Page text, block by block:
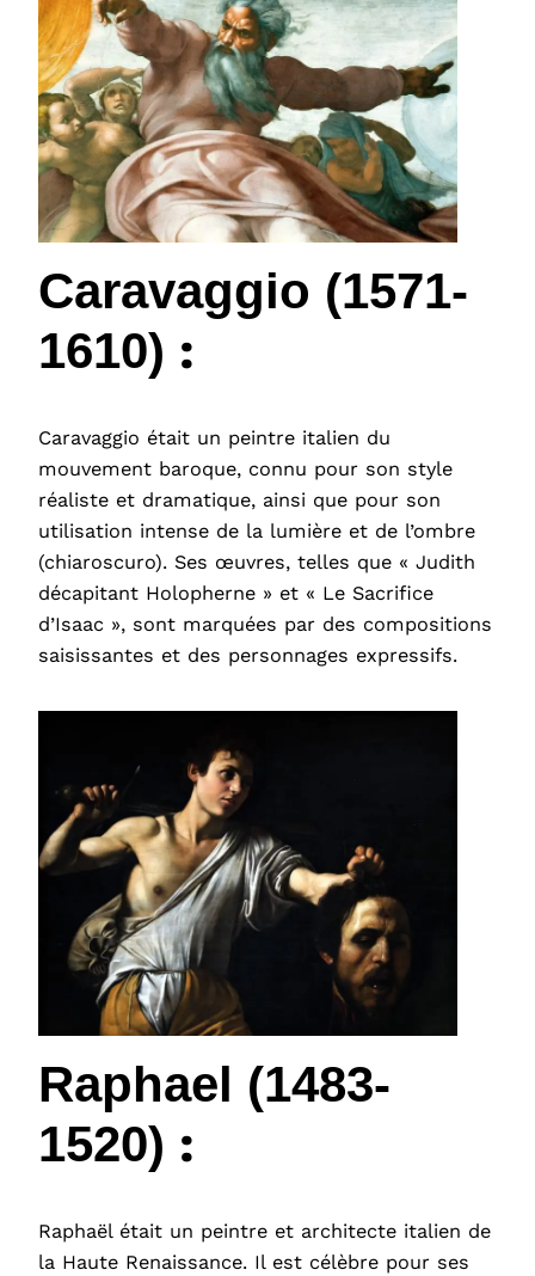
Caravaggio (1571-
1610) :
Caravaggio était un peintre italien du
mouvement baroque, connu pour son style
réaliste et dramatique, ainsi que pour son
utilisation intense de la lumière et de l’ombre
(chiaroscuro). Ses œuvres, telles que « Judith
décapitant Holopherne » et « Le Sacrifice
d’Isaac », sont marquées par des compositions
saisissantes et des personnages expressifs.
Raphael (1483-
1520) :
Raphaël était un peintre et architecte italien de
la Haute Renaissance. Il est célèbre pour ses